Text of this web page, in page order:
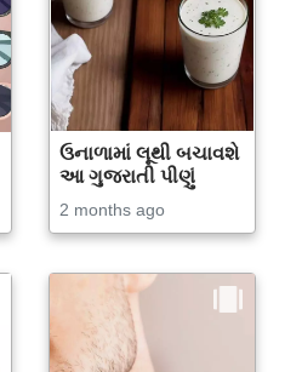
ઉનાળામાં લૂથી બચાવશે
આ ગુજરાતી પીણું
2 months ago